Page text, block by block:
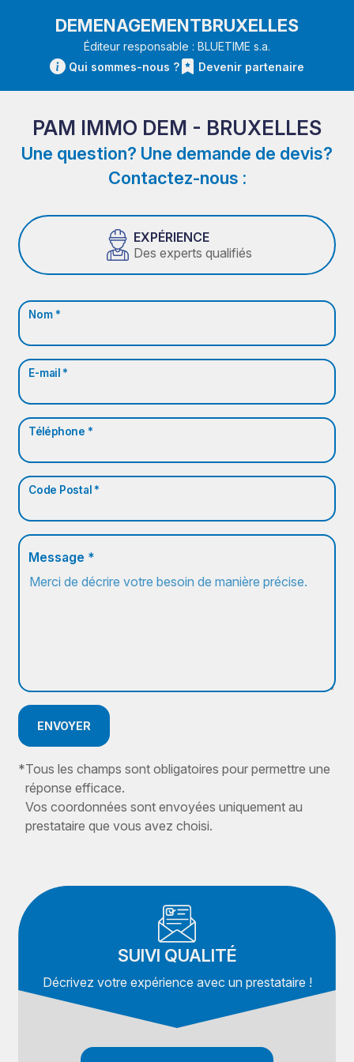
DEMENAGEMENTBRUXELLES
Éditeur responsable : BLUETIME s.a.
Qui sommes-nous ?
Devenir partenaire
PAM IMMO DEM - BRUXELLES
Une question? Une demande de devis?
Contactez-nous :
EXPÉRIENCE
Des experts qualifiés
Nom *
E-mail *
Téléphone *
Code Postal *
Message *
ENVOYER
*Tous les champs sont obligatoires pour permettre une
réponse efficace.
Vos coordonnées sont envoyées uniquement au
prestataire que vous avez choisi.
SUIVI QUALITÉ
Décrivez votre expérience avec un prestataire !